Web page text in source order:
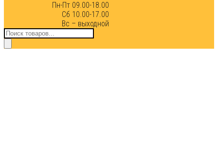
Пн-Пт 09.00-18.00
Сб 10.00-17.00
Вс – выходной
Поиск
товаров